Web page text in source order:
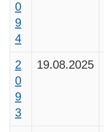
0
9
4
2
0
9
3
19.08.2025